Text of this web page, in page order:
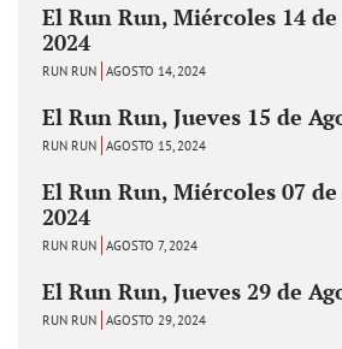
El Run Run, Miércoles 14 de
2024
RUN RUN AGOSTO 14, 2024
El Run Run, Jueves 15 de
RUN RUN AGOSTO 15, 2024
El Run Run, Miércoles 07 de
2024
RUN RUN AGOSTO 7, 2024
El Run Run, Jueves 29 de
RUN RUN AGOSTO 29, 2024